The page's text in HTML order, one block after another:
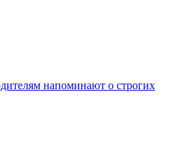
напоминают о строгих